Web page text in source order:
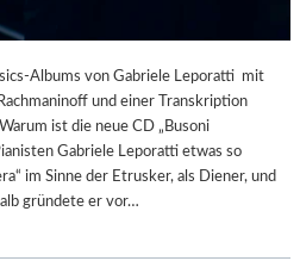
Albums von Gabriele Leporatti mit
und einer Transkription
ist die neue CD „Busoni
Gabriele Leporatti etwas so
im Sinne der Etrusker, als Diener, und
gründete er vor…